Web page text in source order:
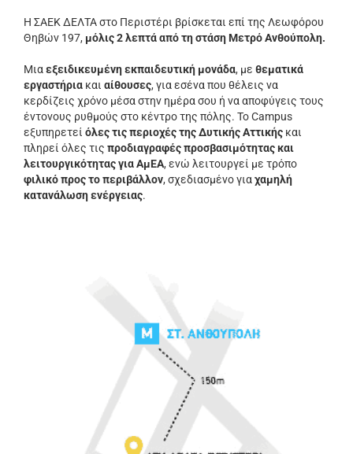
Η ΣΑΕΚ ΔΕΛΤΑ στο Περιστέρι βρίσκεται επί της Λεωφόρου
Θηβών 197, μόλις 2 λεπτά από τη στάση Μετρό Ανθούπολη.
Μιαεξειδικευμένη εκπαιδευτική μονάδα, με θεματικά
εργαστήριακαι αίθουσες, για εσένα που θέλεις να
κερδίζεις χρόνο μέσα στην ημέρα σου ή να αποφύγεις τους
έντονους ρυθμούς στο κέντρο της πόλης. Το Campus
εξυπηρετεί όλες τις περιοχές της Δυτικής Αττικήςκαι
πληρεί όλες τις προδιαγραφές προσβασιμότητας και
λειτουργικότητας για ΑμΕΑ, ενώ λειτουργεί με τρόπο
φιλικό προς το περιβάλλον, σχεδιασμένο γιαχαμηλή
κατανάλωση ενέργειας.